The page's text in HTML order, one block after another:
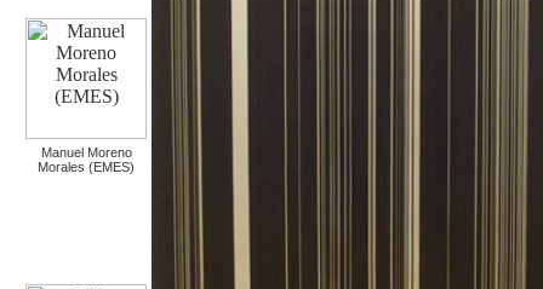
Manuel Moreno
Morales (EMES)